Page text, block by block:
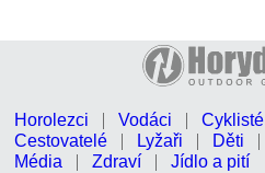
Horolezci Vodáci Cyklisté
Cestovatelé
Lyžaři Děti
Média
Zdraví Jídlo a pití